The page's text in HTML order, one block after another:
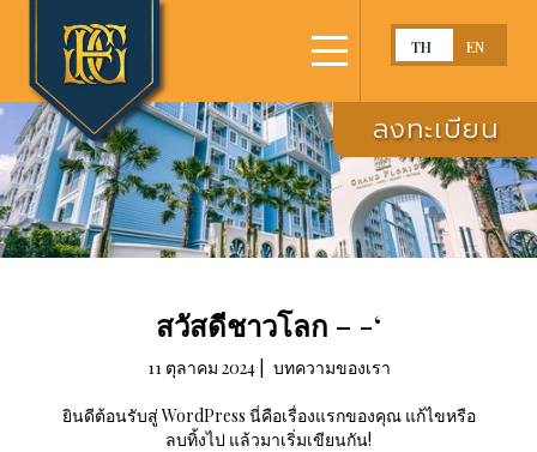
หน้าแรก
แนวคิดโครงการ
รูปภาพ
แบบห้อง
สิ่งอำนวยความสะดวก
TH EN
ลงทะเบียน
สวัสดีชาวโลก – -‘
11 ตุลาคม 2024| บทความของเรา
ยินดีต้อนรับสู่ WordPress นี่คือเรื่องแรกของคุณ แก้ไขหรือ
ลบทิ้งไป แล้วมาเริ่มเขียนกัน!